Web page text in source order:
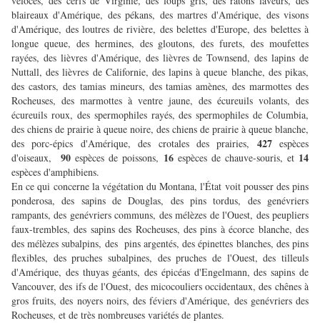
blaireaux d'Amérique, des pékans, des martres d'Amérique, des visons
d'Amérique, des loutres de rivière, des belettes d'Europe, des belettes à
longue queue, des hermines, des gloutons, des furets, des moufettes
rayées, des lièvres d'Amérique, des lièvres de Townsend, des lapins de
Nuttall, des lièvres de Californie, des lapins à queue blanche, des pikas,
des castors, des tamias mineurs, des tamias amènes, des marmottes des
Rocheuses, des marmottes à ventre jaune, des écureuils volants, des
écureuils roux, des spermophiles rayés, des spermophiles de Columbia,
des chiens de prairie à queue noire, des chiens de prairie à queue blanche,
des porc-épics d'Amérique, des crotales des prairies, 427 espèces
d'oiseaux,90espèces de poissons, 16 espèces de chauve-souris, et 14
espèces d'amphibiens.
En ce qui concerne la végétation du Montana, l'État voit pousser des pins
ponderosa, des sapins de Douglas, des pins tordus, des genévriers
rampants, des genévriers communs, des mélèzes de l'Ouest, des peupliers
faux-trembles, des sapins des Rocheuses, des pins à écorce blanche, des
des mélèzes subalpins, des pins argentés, des épinettes blanches, des pins
flexibles, des pruches subalpines, des pruches de l'Ouest, des tilleuls
d'Amérique, des thuyas géants, des épicéas d'Engelmann, des sapins de
Vancouver, des ifs de l'Ouest, des micocouliers occidentaux, des chênes à
gros fruits, des noyers noirs, des féviers d'Amérique, des genévriers des
Rocheuses, et de très nombreuses variétés de plantes.